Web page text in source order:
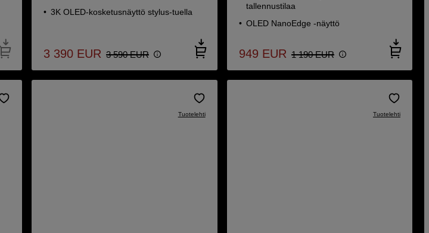
3K OLED-kosketusnäyttö stylus-tuella
3 390 EUR 3 590 EUR
tallennustilaa
OLED NanoEdge -näyttö
949 EUR 1 190 EUR
Tuotelehti Tuotelehti